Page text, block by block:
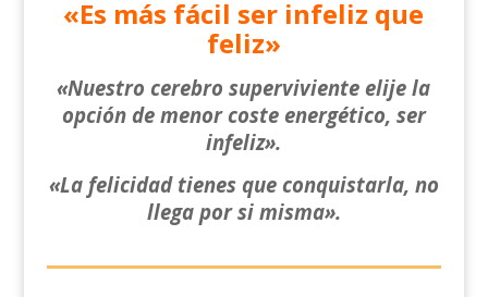
«Es más fácil ser infeliz que
feliz»
«Nuestro cerebro superviviente elije la
opción de menor coste energético, ser
infeliz».
«La felicidad tienes que conquistarla, no
llega por si misma».